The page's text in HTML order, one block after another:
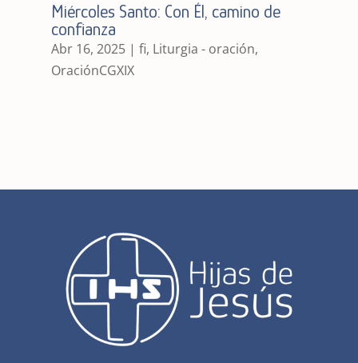
Miércoles Santo: Con Él, camino de
confianza
Abr 16, 2025| fi, Liturgia - oración,
OraciónCGXIX